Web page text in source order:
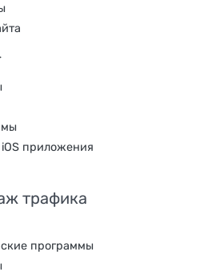
приложения
трафика
программы